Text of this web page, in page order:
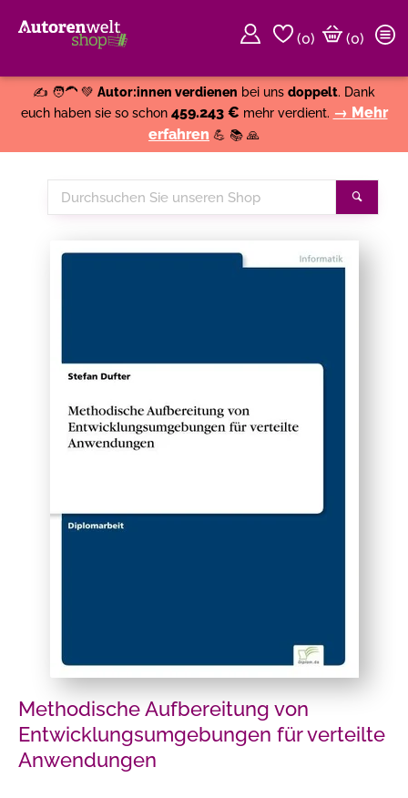
(0)
(0)
✍️ 🧑‍🦱 💚 Autor:innen verdienen bei uns doppelt. Dank
euch haben sie so schon 459.243 € mehr verdient. → Mehr
erfahren 💪 📚 🙏
Durchsuchen
Sie
Shop
Methodische Aufbereitung von
Entwicklungsumgebungen für verteilte
Anwendungen